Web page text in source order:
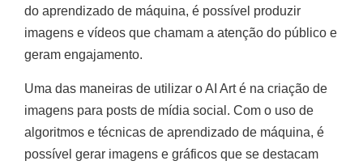
do aprendizado de máquina, é possível produzir
imagens e vídeos que chamam a atenção do público e
geram engajamento.
Uma das maneiras de utilizar o AI Art é na criação de
imagens para posts de mídia social. Com o uso de
algoritmos e técnicas de aprendizado de máquina, é
possível gerar imagens e gráficos que se destacam